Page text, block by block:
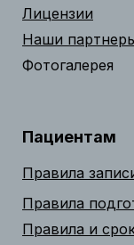
Лицензии
Наши
Фотогалерея
Пациентам
Правила
Правила
Правила и